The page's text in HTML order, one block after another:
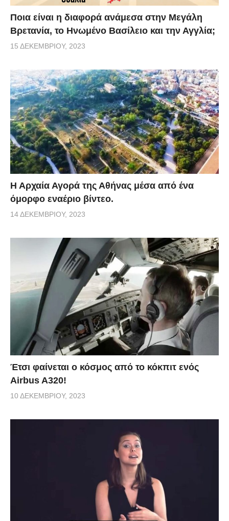
Ποια είναι η διαφορά ανάμεσα στην Μεγάλη
Βρετανία, το Ηνωμένο Βασίλειο και την Αγγλία;
15 ΔΕΚΕΜΒΡΊΟΥ, 2023
Η Αρχαία Αγορά της Αθήνας μέσα από ένα
όμορφο εναέριο βίντεο.
14 ΔΕΚΕΜΒΡΊΟΥ, 2023
Έτσι φαίνεται ο κόσμος από το κόκπιτ ενός
Airbus A320!
10 ΔΕΚΕΜΒΡΊΟΥ, 2023